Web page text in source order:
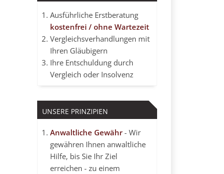
Ausführliche Erstberatung
kostenfrei / ohne Wartezeit
Vergleichsverhandlungen mit
Ihren Gläubigern
Ihre Entschuldung durch
Vergleich oder Insolvenz
UNSERE PRINZIPIEN
Anwaltliche Gewähr- Wir
gewähren Ihnen anwaltliche
Hilfe, bis Sie Ihr Ziel
erreichen - zu einem